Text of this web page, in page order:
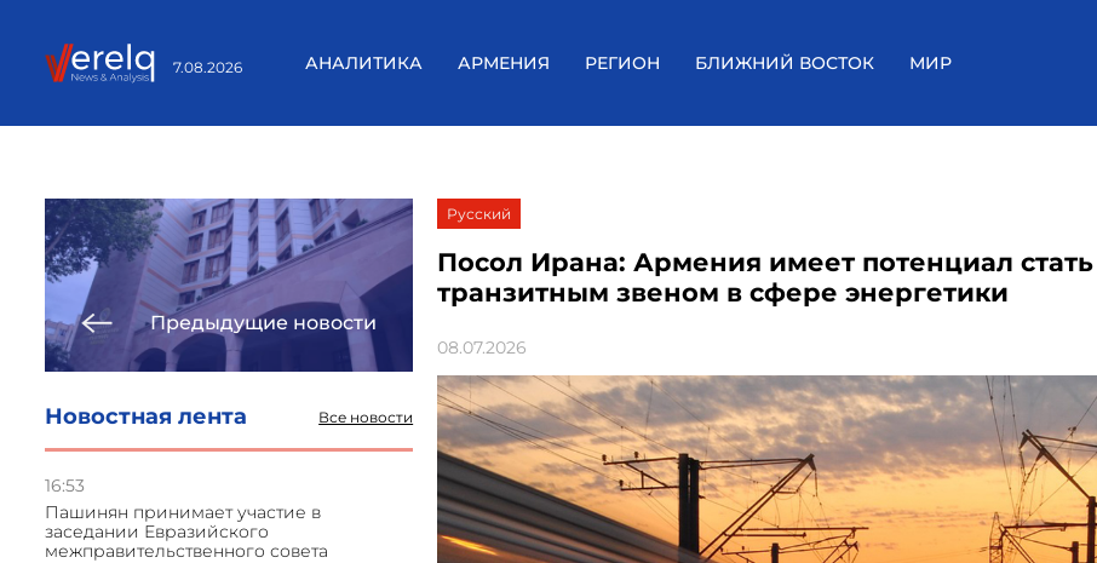
7.08.2026 АНАЛИТИКА АРМЕНИЯ РЕГИОН БЛИЖНИЙ ВОСТОК МИР
Предыдущие новости
Новостная лента Все новости
16:53
Пашинян принимает участие в
заседании Евразийского
межправительственного совета
Русский
Посол Ирана: Армения имеет потенциал стать
транзитным звеном в сфере энергетики
08.07.2026